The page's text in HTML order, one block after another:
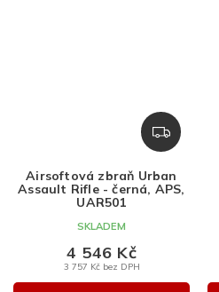
Z
D
R
Airsoftová zbraň Urban
Assault Rifle - černá, APS,
UAR501
SKLADEM
3 757 Kč bez DPH
4 546 Kč